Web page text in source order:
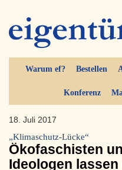
Warum ef? Bestellen
Konferenz
18. Juli 2017
„Klimaschutz-Lücke“
Ökofaschisten
Ideologen